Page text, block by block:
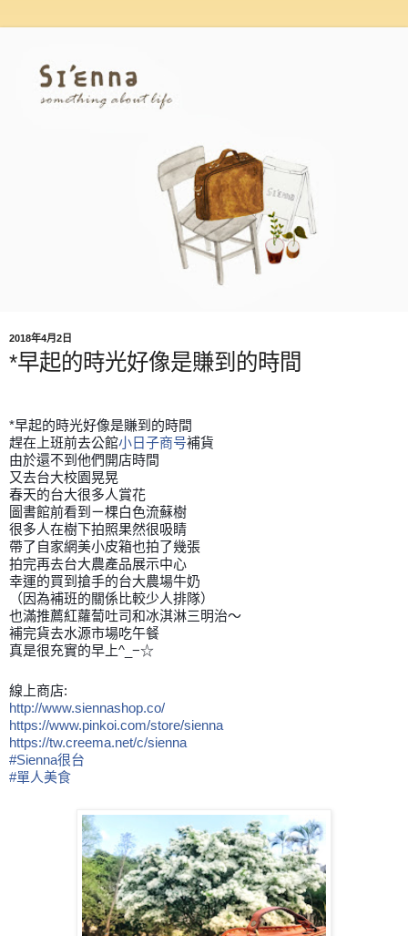
2018年4月2日
*早起的時光好像是賺到的時間
*早起的時光好像是賺到的時間
趕在上班前去公館小日子商号補貨
由於還不到他們開店時間
又去台大校園晃晃
春天的台大很多人賞花
圖書館前看到ㄧ棵白色流蘇樹
很多人在樹下拍照果然很吸睛
帶了自家網美小皮箱也拍了幾張
拍完再去台大農產品展示中心
幸運的買到搶手的台大農場牛奶
（因為補班的關係比較少人排隊）
也滿推薦紅蘿蔔吐司和冰淇淋三明治～
補完貨去水源市場吃午餐
真是很充實的早上^_−☆
線上商店:
http://www.siennashop.co/
https://www.pinkoi.com/store/sienna
https://tw.creema.net/c/sienna
#Sienna很台
#單人美食